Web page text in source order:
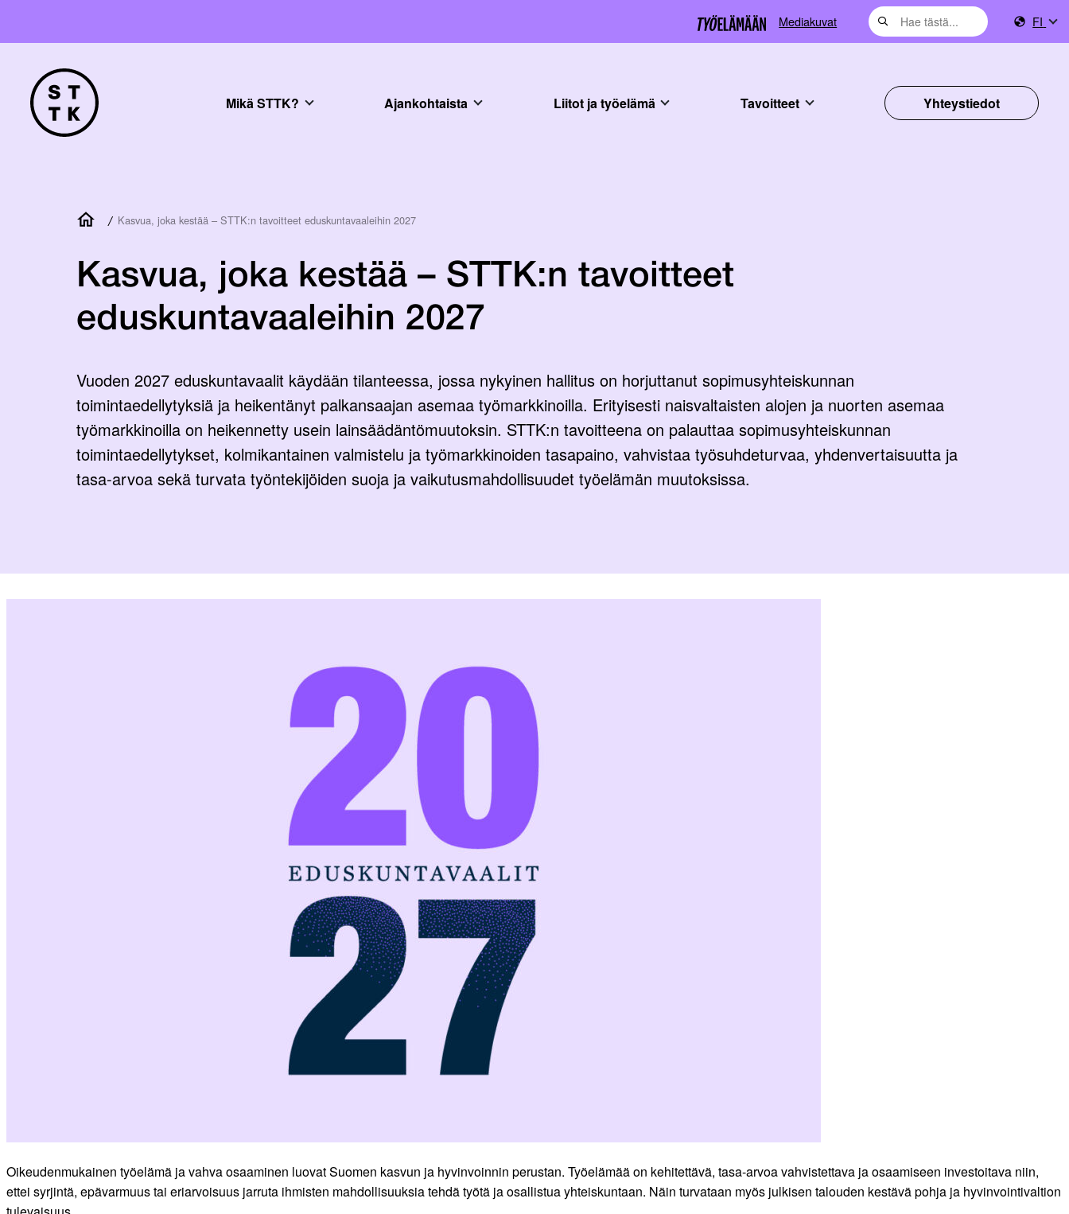
Mediakuvat FI
Mikä STTK? Ajankohtaista Liitot ja työelämä Tavoitteet Yhteystiedot
/ Kasvua, joka kestää – STTK:n tavoitteet eduskuntavaaleihin 2027
Kasvua, joka kestää – STTK:n tavoitteet
eduskuntavaaleihin 2027
Vuoden 2027 eduskuntavaalit käydään tilanteessa, jossa nykyinen hallitus on horjuttanut sopimusyhteiskunnan
toimintaedellytyksiä ja heikentänyt palkansaajan asemaa työmarkkinoilla. Erityisesti naisvaltaisten alojen ja nuorten asemaa
työmarkkinoilla on heikennetty usein lainsäädäntömuutoksin. STTK:n tavoitteena on palauttaa sopimusyhteiskunnan
toimintaedellytykset, kolmikantainen valmistelu ja työmarkkinoiden tasapaino, vahvistaa työsuhdeturvaa, yhdenvertaisuutta ja
tasa-arvoa sekä turvata työntekijöiden suoja ja vaikutusmahdollisuudet työelämän muutoksissa.
Oikeudenmukainen työelämä ja vahva osaaminen luovat Suomen kasvun ja hyvinvoinnin perustan. Työelämää on kehitettävä, tasa-arvoa vahvistettava ja osaamiseen investoitava niin,
ettei syrjintä, epävarmuus tai eriarvoisuus jarruta ihmisten mahdollisuuksia tehdä työtä ja osallistua yhteiskuntaan. Näin turvataan myös julkisen talouden kestävä pohja ja hyvinvointivaltion